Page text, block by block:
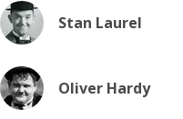
Stan Laurel
Oliver Hardy